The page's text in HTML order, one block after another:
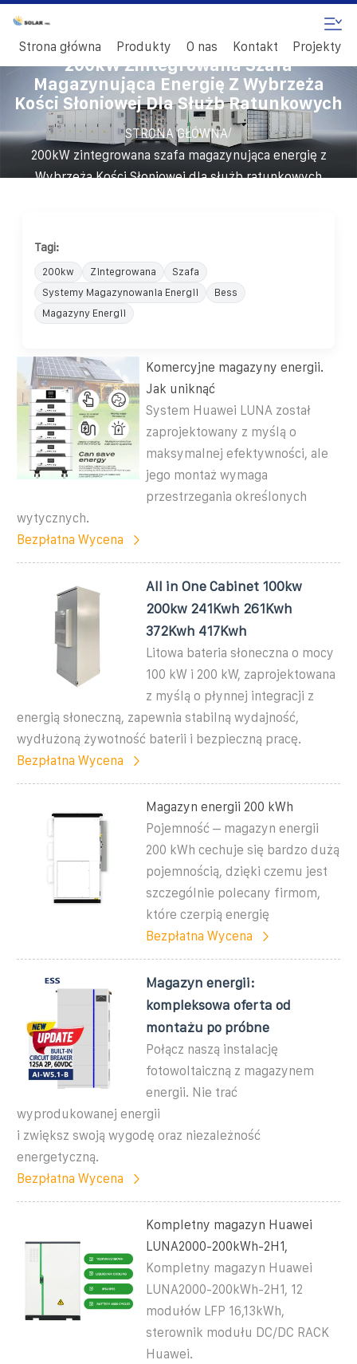
Strona główna Produkty O nas Kontakt Projekty
200kW Zintegrowana Szafa
Magazynująca Energię Z Wybrzeża
Kości Słoniowej Dla Służb Ratunkowych
STRONA GŁÓWNA/
200kW zintegrowana szafa magazynująca energię z
Wybrzeża Kości Słoniowej dla służb ratunkowych
Tagi:
200kw Zintegrowana
Szafa
Systemy Magazynowania Energii
Bess
Magazyny Energii
Komercyjne magazyny energii.
Jak uniknąć
System Huawei LUNA został
zaprojektowany z myślą o
maksymalnej efektywności, ale
jego montaż wymaga
przestrzegania określonych
wytycznych.
Bezpłatna Wycena
All in One Cabinet 100kw
200kw 241Kwh 261Kwh
372Kwh 417Kwh
Litowa bateria słoneczna o mocy
100 kW i 200 kW, zaprojektowana
z myślą o płynnej integracji z
energią słoneczną, zapewnia stabilną wydajność,
wydłużoną żywotność baterii i bezpieczną pracę.
Bezpłatna Wycena
Magazyn energii 200 kWh
Pojemność – magazyn energii
200 kWh cechuje się bardzo dużą
pojemnością, dzięki czemu jest
szczególnie polecany firmom,
które czerpią energię
Bezpłatna Wycena
Magazyn energii:
kompleksowa oferta od
montażu po próbne
Połącz naszą instalację
fotowoltaiczną z magazynem
energii. Nie trać
wyprodukowanej energii
i zwiększ swoją wygodę oraz niezależność
energetyczną.
Bezpłatna Wycena
Kompletny magazyn Huawei
LUNA2000-200kWh-2H1,
Kompletny magazyn Huawei
LUNA2000-200kWh-2H1, 12
modułów LFP 16,13kWh,
sterownik modułu DC/DC RACK
Huawei.